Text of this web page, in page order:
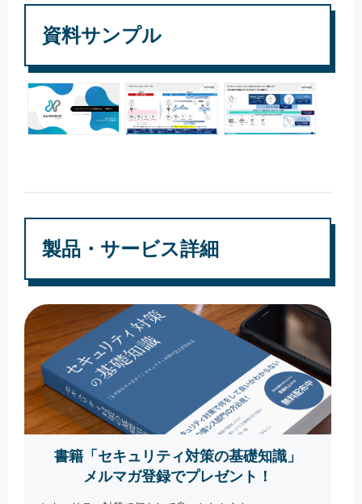
資料サンプル
製品・サービス詳細
書籍「セキュリティ対策の基礎知識」
メルマガ登録でプレゼント！